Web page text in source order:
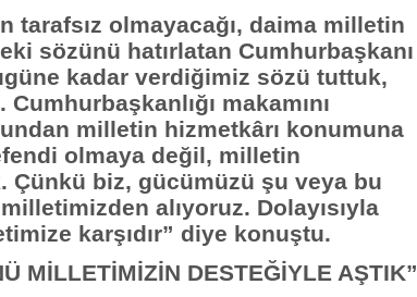
tarafsız olmayacağı, daima milletin
sözünü hatırlatan Cumhurbaşkanı
kadar verdiğimiz sözü tuttuk,
makamını
milletin hizmetkârı konumuna
olmaya değil, milletin
Çünkü biz, gücümüzü şu veya bu
alıyoruz. Dolayısıyla
karşıdır” diye konuştu.
MİLLETİMİZİN DESTEĞİYLE AŞTIK”